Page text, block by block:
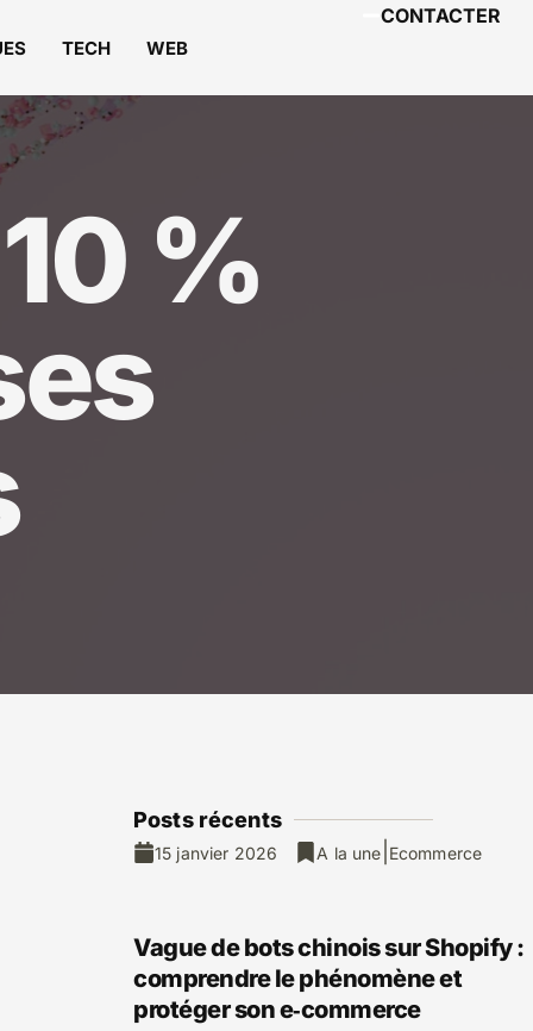
TECH WEB
CONTACTER
%
Posts récents
15 janvier 2026 A la une Ecommerce
Vague de bots chinois sur Shopify :
comprendre le phénomène et
protéger son e‑commerce